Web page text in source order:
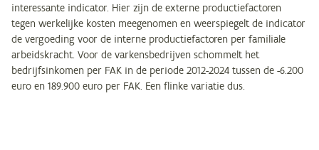
interessante indicator. Hier zijn de externe productiefactoren
tegen werkelijke kosten meegenomen en weerspiegelt de indicator
de vergoeding voor de interne productiefactoren per familiale
arbeidskracht. Voor de varkensbedrijven schommelt het
bedrijfsinkomen per FAK in de periode 2012-2024 tussen de -6.200
euro en 189.900 euro per FAK. Een flinke variatie dus.